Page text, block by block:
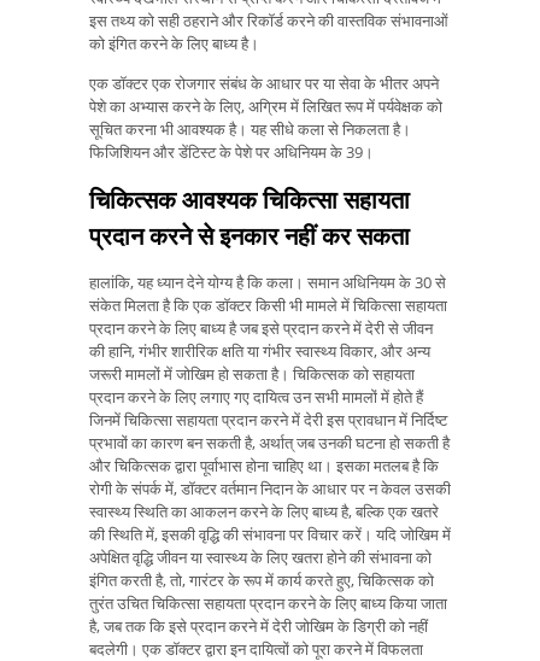
इस तथ्य को सही ठहराने और रिकॉर्ड करने की वास्तविक संभावनाओं
को इंगित करने के लिए बाध्य है।
एक डॉक्टर एक रोजगार संबंध के आधार पर या सेवा के भीतर अपने
पेशे का अभ्यास करने के लिए, अग्रिम में लिखित रूप में पर्यवेक्षक को
सूचित करना भी आवश्यक है। यह सीधे कला से निकलता है।
फिजिशियन और डेंटिस्ट के पेशे पर अधिनियम के 39।
चिकित्सक आवश्यक चिकित्सा सहायता
प्रदान करने से इनकार नहीं कर सकता
हालांकि, यह ध्यान देने योग्य है कि कला। समान अधिनियम के 30 से
संकेत मिलता है कि एक डॉक्टर किसी भी मामले में चिकित्सा सहायता
प्रदान करने के लिए बाध्य है जब इसे प्रदान करने में देरी से जीवन
की हानि, गंभीर शारीरिक क्षति या गंभीर स्वास्थ्य विकार, और अन्य
जरूरी मामलों में जोखिम हो सकता है। चिकित्सक को सहायता
प्रदान करने के लिए लगाए गए दायित्व उन सभी मामलों में होते हैं
जिनमें चिकित्सा सहायता प्रदान करने में देरी इस प्रावधान में निर्दिष्ट
प्रभावों का कारण बन सकती है, अर्थात् जब उनकी घटना हो सकती है
और चिकित्सक द्वारा पूर्वाभास होना चाहिए था। इसका मतलब है कि
रोगी के संपर्क में, डॉक्टर वर्तमान निदान के आधार पर न केवल उसकी
स्वास्थ्य स्थिति का आकलन करने के लिए बाध्य है, बल्कि एक खतरे
की स्थिति में, इसकी वृद्धि की संभावना पर विचार करें। यदि जोखिम में
अपेक्षित वृद्धि जीवन या स्वास्थ्य के लिए खतरा होने की संभावना को
इंगित करती है, तो, गारंटर के रूप में कार्य करते हुए, चिकित्सक को
तुरंत उचित चिकित्सा सहायता प्रदान करने के लिए बाध्य किया जाता
है, जब तक कि इसे प्रदान करने में देरी जोखिम के डिग्री को नहीं
बदलेगी। एक डॉक्टर द्वारा इन दायित्वों को पूरा करने में विफलता